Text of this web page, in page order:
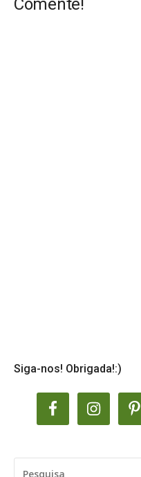
Comente!
Siga-nos! Obrigada!:)